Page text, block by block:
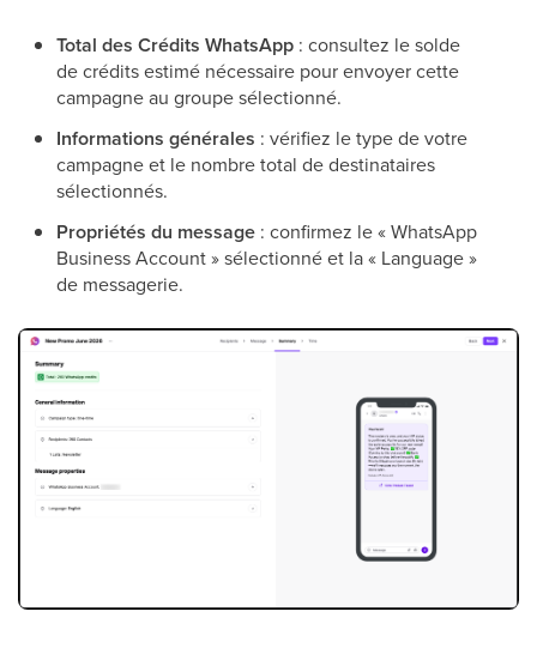
Total des Crédits WhatsApp : consultez le solde
de crédits estimé nécessaire pour envoyer cette
campagne au groupe sélectionné.
Informations générales : vérifiez le type de votre
campagne et le nombre total de destinataires
sélectionnés.
Propriétés du message : confirmez le « WhatsApp
Business Account » sélectionné et la « Language »
de messagerie.